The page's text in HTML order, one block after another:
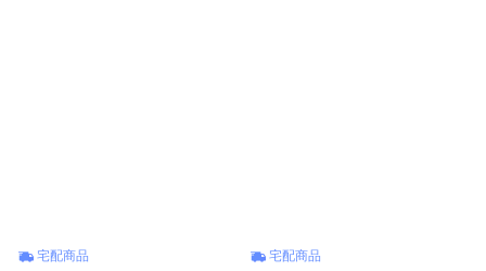
宅配商品 宅配商品